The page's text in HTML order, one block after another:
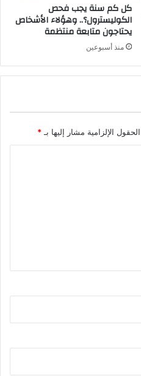
كل كم سنة يجب فحص
الكوليسترول؟.. وهؤلاء الأشخاص
يحتاجون متابعة منتظمة
منذ أسبوعين
الحقول الإلزامية مشار إليها بـ*